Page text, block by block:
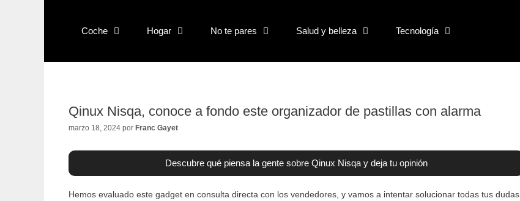
Coche Hogar No te pares Salud y belleza Tecnología
Qinux Nisqa, conoce a fondo este organizador de pastillas con alarma
marzo 18, 2024 por Franc Gayet
Descubre qué piensa la gente sobre Qinux Nisqa y deja tu opinión
Hemos evaluado este gadget en consulta directa con los vendedores, y vamos a intentar solucionar todas tus dudas